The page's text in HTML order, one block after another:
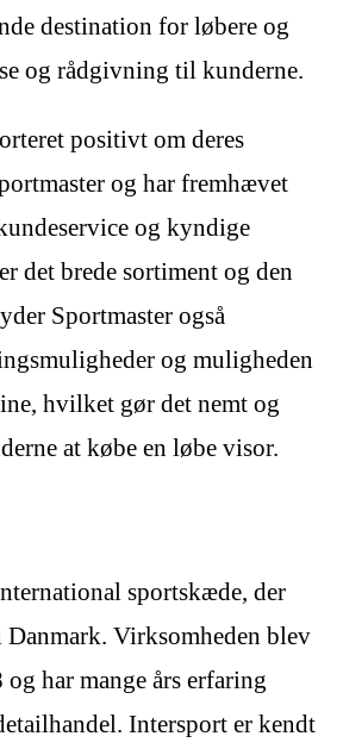
destination for løbere og
og rådgivning til kunderne.
positivt om deres
og har fremhævet
og kyndige
det brede sortiment og den
Sportmaster også
og muligheden
hvilket gør det nemt og
at købe en løbe visor.
sportskæde, der
Danmark. Virksomheden blev
har mange års erfaring
Intersport er kendt